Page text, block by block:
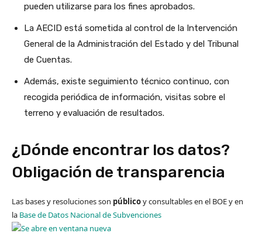
pueden utilizarse para los fines aprobados.
La AECID está sometida al control de la Intervención
General de la Administración del Estado y del Tribunal
de Cuentas.
Además, existe seguimiento técnico continuo, con
recogida periódica de información, visitas sobre el
terreno y evaluación de resultados.
¿Dónde encontrar los datos?
Obligación de transparencia
Las bases y resoluciones son públicoy consultables en el BOE y en
la Base de Datos Nacional de Subvenciones